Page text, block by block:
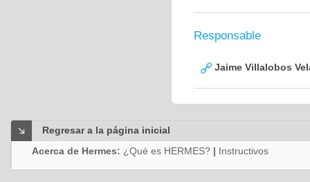
Responsable
Jaime Villalobos
Regresar a la página inicial
Acerca de Hermes: ¿Qué es HERMES? | Instructivos